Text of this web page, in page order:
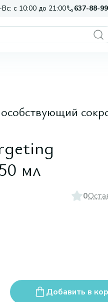
с 10:00 до 21:00 637-88-99
мл
0
Добавить в